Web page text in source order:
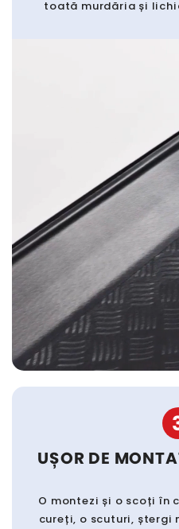
toată murdăria și
UȘOR DE
O montezi și o scoți în
cureți, o scuturi, ștergi